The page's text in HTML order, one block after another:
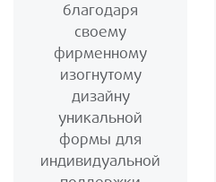
благодаря
своему
фирменному
изогнутому
дизайну
уникальной
формы для
индивидуальной